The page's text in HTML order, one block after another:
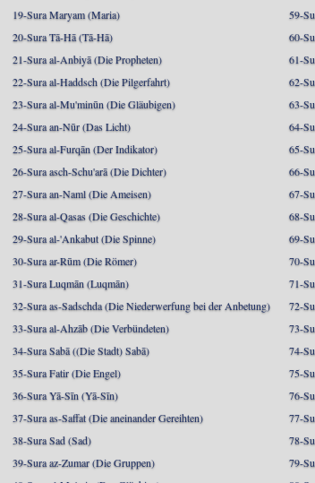
19-Sura Maryam (Maria)
20-Sura Tā-Hā (Tā-Hā)
21-Sura al-Anbiyā (Die Propheten)
22-Sura al-Haddsch (Die Pilgerfahrt)
23-Sura al-Mu'minūn (Die Gläubigen)
24-Sura an-Nūr (Das Licht)
25-Sura al-Furqān (Der Indikator)
26-Sura asch-Schu'arā (Die Dichter)
27-Sura an-Naml (Die Ameisen)
28-Sura al-Qasas (Die Geschichte)
29-Sura al-'Ankabut (Die Spinne)
30-Sura ar-Rūm (Die Römer)
31-Sura Luqmān (Luqmān)
32-Sura as-Sadschda (Die Niederwerfung bei der Anbetung)
33-Sura al-Ahzāb (Die Verbündeten)
34-Sura Sabā ((Die Stadt) Sabā)
35-Sura Fatir (Die Engel)
36-Sura Yā-Sīn (Yā-Sīn)
37-Sura as-Saffat (Die aneinander Gereihten)
38-Sura Sad (Sad)
39-Sura az-Zumar (Die Gruppen)
59-
60-
61-
62-
63-
64-
65-
66-
67-
68-
69-
70-
71-
72-
73-
74-
75-
76-
77-
78-
79-